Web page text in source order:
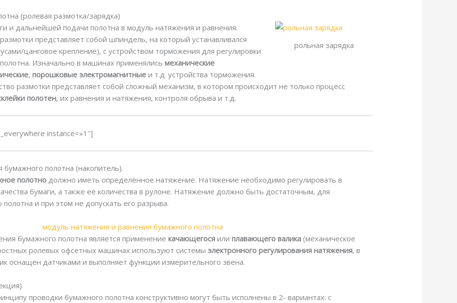
(ролевая размотка/зарядка)
рольная зарядка
и дальнейшей подачи полотна в модуль натяжения и равнения.
представляет собой шпиндель, на который устанавливался
цанговое крепление), с устройством торможения для регулировки
Изначально в машинах применялисьмеханические
,порошковые электромагнитные и т.д. устройства торможения.
размотки представляет собой сложный механизм, в котором происходит не только процесс
полотен, их равнения и натяжения, контроля обрыва и т.д.
instance=»1″]
полотна (накопитель).
полотнодолжно иметь определённое натяжение. Натяжение необходимо регулировать в
бумаги, а также её количества в рулоне. Натяжение должно быть достаточным, для
и при этом не допускать его разрыва.
бумажного полотна является применениекачающегося илиплавающего валика (механическое
ролевых офсетных машинах используют системыэлектронного регулирования натяжения, в
оснащен датчиками и выполняет функции измерительного звена.
проводки бумажного полотна конструктивно могут быть исполнены в 2- вариантах: с